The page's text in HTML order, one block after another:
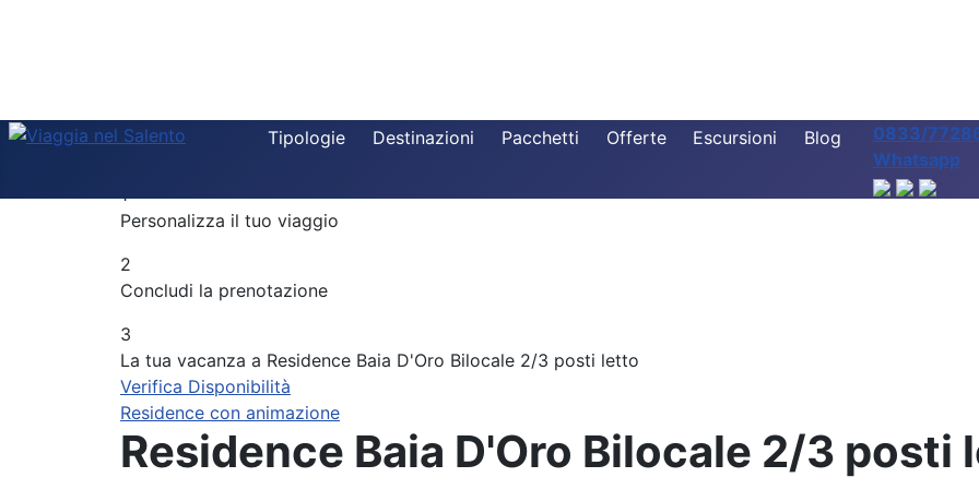
Tipologie Destinazioni Pacchetti Offerte Escursioni Blog
0833/
Whatsapp
Destinazione
Periodo
Componi la tua vacanza
1
Personalizza il tuo viaggio
2
Concludi la prenotazione
3
La tua vacanza a Residence Baia D'Oro Bilocale 2/3 posti letto
Verifica Disponibilità
Residence con animazione
Residence Baia D'Oro Bilocale 2/3 posti